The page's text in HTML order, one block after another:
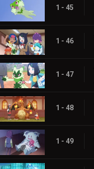
1 - 45
1 - 46
1 - 47
1 - 48
1 - 49